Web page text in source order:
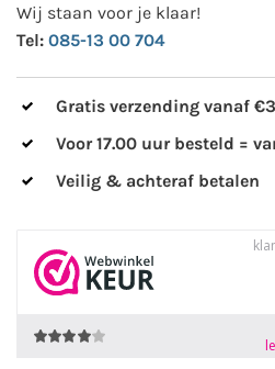
Wij staan voor je klaar!
Tel: 085-13 00 704
Gratis verzending vanaf
Voor 17.00 uur besteld =
Veilig & achteraf betalen